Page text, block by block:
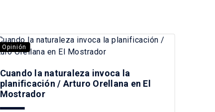
Opinión
Cuando la naturaleza invoca la
planificación / Arturo Orellana en El
Mostrador